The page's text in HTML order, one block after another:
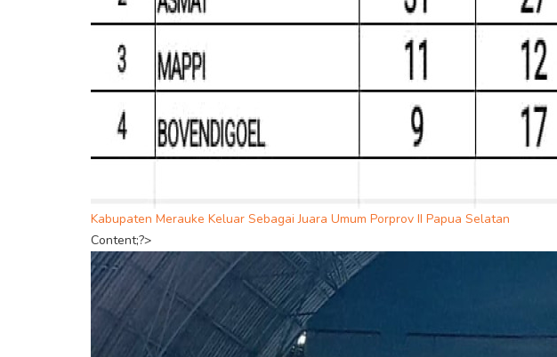
Kabupaten Merauke Keluar Sebagai Juara Umum Porprov II Papua Selatan
Content;?>